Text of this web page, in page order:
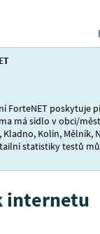
ForteNET poskytuje
má sídlo v obci/
Kolín, Mělník,
statistiky testů
internetu